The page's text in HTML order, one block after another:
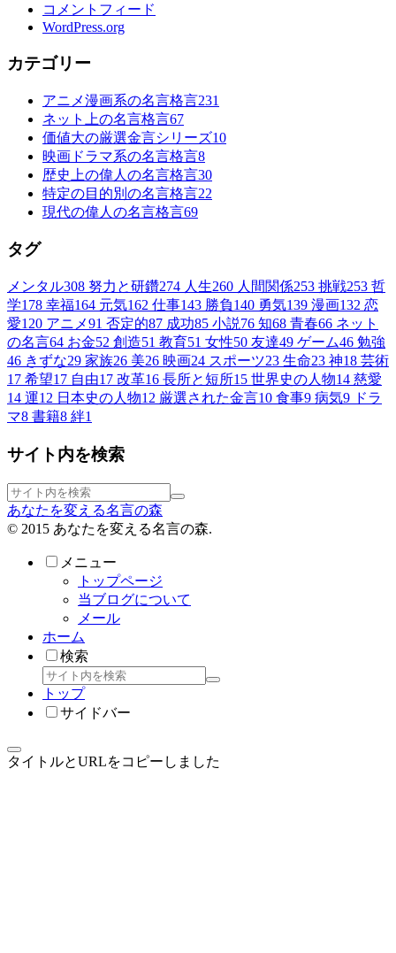
コメントフィード
WordPress.org
カテゴリー
アニメ漫画系の名言格言231
ネット上の名言格言67
価値大の厳選金言シリーズ10
映画ドラマ系の名言格言8
歴史上の偉人の名言格言30
特定の目的別の名言格言22
現代の偉人の名言格言69
タグ
メンタル308 努力と研鑽274 人生260 人間関係253 挑戦253 哲
学178 幸福164 元気162 仕事143 勝負140 勇気139 漫画132 恋
愛120 アニメ91 否定的87 成功85 小説76 知68 青春66 ネット
の名言64 お金52 創造51 教育51 女性50 友達49 ゲーム46 勉強
46 きずな29 家族26 美26 映画24 スポーツ23 生命23 神18 芸術
17 希望17 自由17 改革16 長所と短所15 世界史の人物14 慈愛
14 運12 日本史の人物12 厳選された金言10 食事9 病気9 ドラ
マ8 書籍8 絆1
サイト内を検索
あなたを変える名言の森
© 2015 あなたを変える名言の森.
メニュー
トップページ
当ブログについて
メール
ホーム
検索
トップ
サイドバー
タイトルとURLをコピーしました